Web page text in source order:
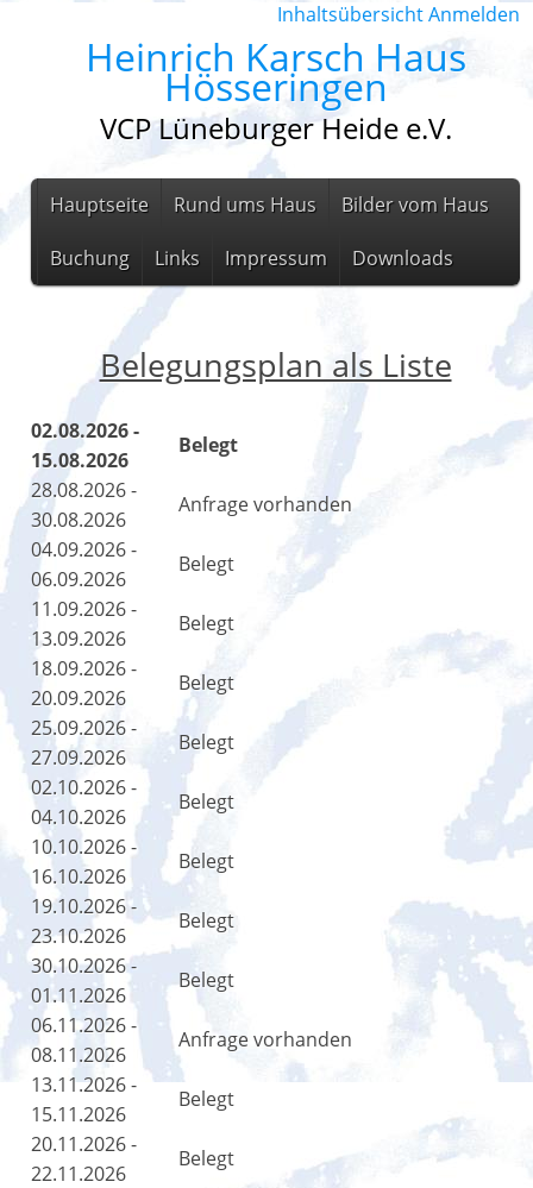
InhaltsübersichtAnmelden
Heinrich Karsch Haus
Hösseringen
VCP Lüneburger Heide e.V.
Hauptseite Rund ums Haus Bilder vom Haus
Buchung Links Impressum Downloads
Belegungsplan als Liste
02.08.2026 -
15.08.2026
Belegt
28.08.2026 -
30.08.2026
Anfrage vorhanden
04.09.2026 -
06.09.2026
Belegt
11.09.2026 -
13.09.2026
Belegt
18.09.2026 -
20.09.2026
Belegt
25.09.2026 -
27.09.2026
Belegt
02.10.2026 -
04.10.2026
Belegt
10.10.2026 -
16.10.2026
Belegt
19.10.2026 -
23.10.2026
Belegt
30.10.2026 -
01.11.2026
Belegt
06.11.2026 -
08.11.2026
Anfrage vorhanden
13.11.2026 -
15.11.2026
Belegt
20.11.2026 -
22.11.2026
Belegt